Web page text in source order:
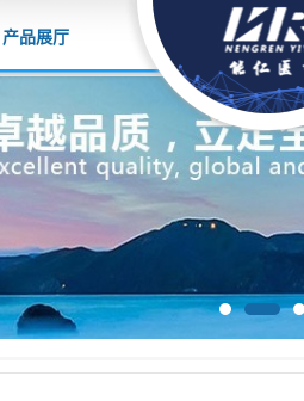
产品展厅